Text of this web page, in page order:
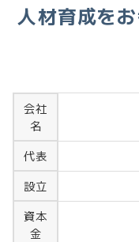
人材育成を
会社
名
代表
設立
資本
金